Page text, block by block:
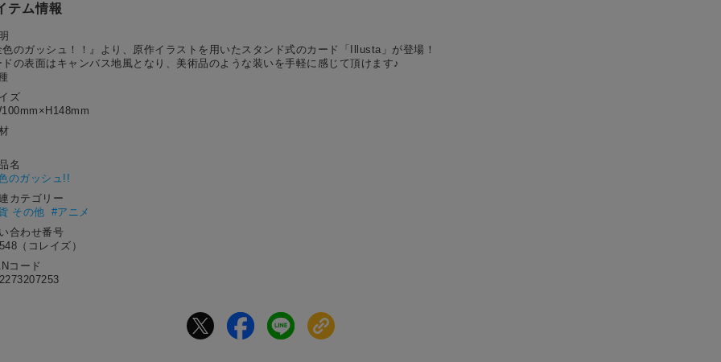
テム情報
色のガッシュ！！』より、原作イラストを用いたスタンド式のカード「Illusta」が登場！
ドの表面はキャンバス地風となり、美術品のような装いを手軽に感じて頂けます♪
ズ
名
のガッシュ!!
カテゴリー
その他 #アニメ
合わせ番号
（コレイズ）
コード